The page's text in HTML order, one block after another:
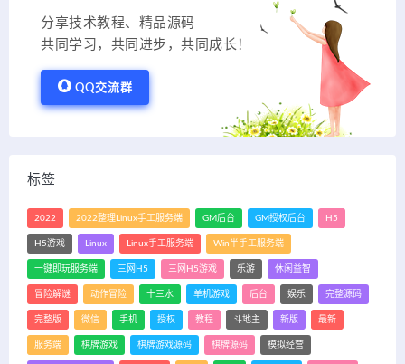
分享技术教程、精品源码
共同学习，共同进步，共同成长！
QQ交流群
标签
2022 2022整理Linux手工服务端 GM后台 GM授权后台 H5
H5游戏 Linux Linux手工服务端 Win半手工服务端
一键即玩服务端 三网H5 三网H5游戏 乐游 休闲益智
冒险解谜 动作冒险 十三水 单机游戏 后台 娱乐 完整源码
完整版 微信 手机 授权 教程 斗地主 新版 最新
服务端 棋牌游戏 棋牌游戏源码 棋牌源码 模拟经营